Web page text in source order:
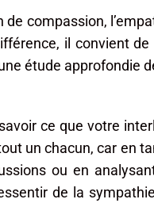
compassion,
il convient
étude approfondie
ce que votre
un chacun, car en
ou en
de la